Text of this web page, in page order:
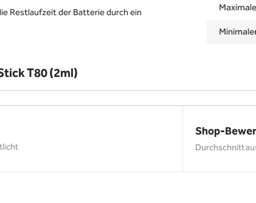
Restlaufzeit der Batterie durch ein
T80 (2ml)
Shop-
Durchschnitt